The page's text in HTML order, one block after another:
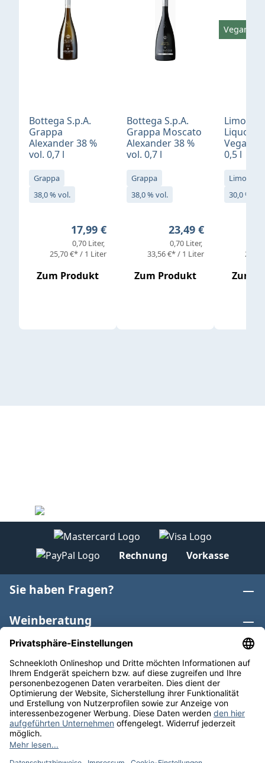
Bottega S.p.A.
Grappa
Alexander 38 %
vol. 0,7 l
Grappa
38,0 % vol.
Regulärer Preis:
17,99 €
0,70 Liter
25,70 €* / 1 Liter
Zum Produkt
Bottega S.p.A.
Grappa Moscato
Alexander 38 %
vol. 0,7 l
Grappa
38,0 % vol.
Regulärer Preis:
23,49 €
0,70 Liter
33,56 €* / 1 Liter
Zum Produkt
Liquore
Vegan
0,5 l
30,0 % vol.
Zum
Vegan
Rechnung Vorkasse
Sie haben Fragen?
Weinberatung
Informationen
Weinkategorien
Internationaler Wein
* Alle Preise inkl. gesetzl. Mehrwertsteuer zzgl.